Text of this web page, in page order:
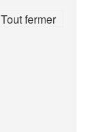
Tout fermer